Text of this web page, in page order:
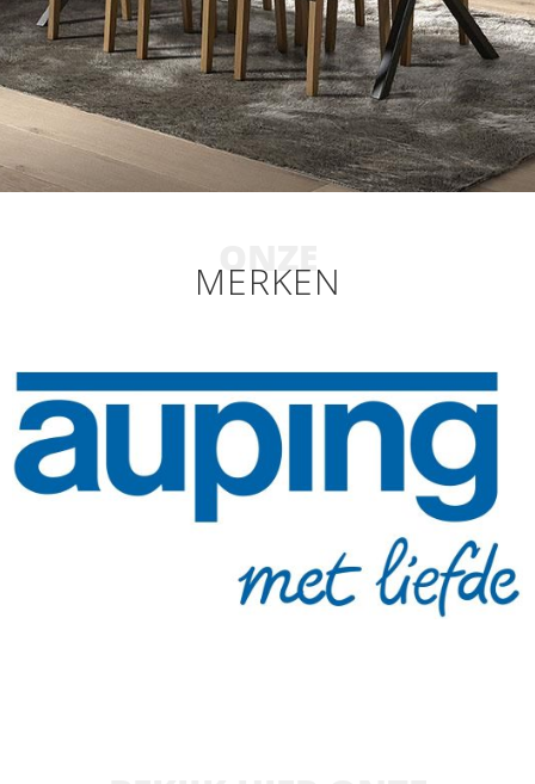
ONZE
MERKEN